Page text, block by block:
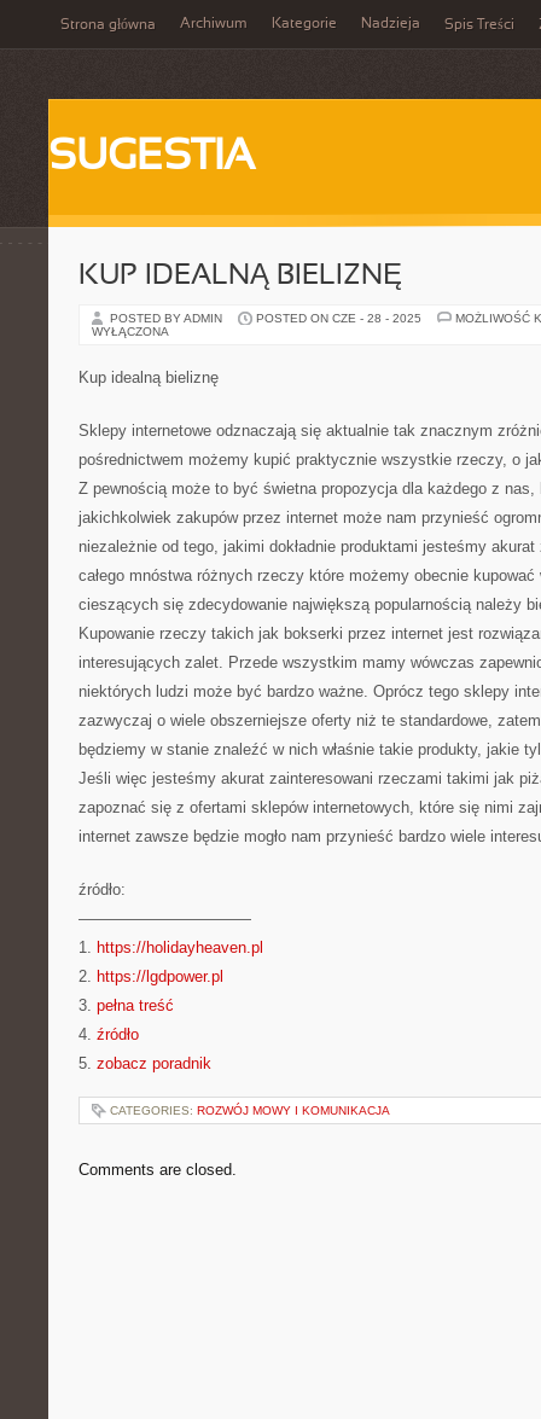
Strona główna Archiwum Kategorie Nadzieja Spis Treści
SUGESTIA
KUP IDEALNĄ BIELIZNĘ
POSTED BY ADMIN POSTED ON CZE - 28 - 2025
MOŻLIWOŚĆ
WYŁĄCZONA
Kup idealną bieliznę
Sklepy internetowe odznaczają się aktualnie tak znacznym
pośrednictwem możemy kupić praktycznie wszystkie rzeczy, o
Z pewnością może to być świetna propozycja dla każdego z nas,
jakichkolwiek zakupów przez internet może nam przynieść
niezależnie od tego, jakimi dokładnie produktami jesteśmy
całego mnóstwa różnych rzeczy które możemy obecnie
cieszących się zdecydowanie największą popularnością należy
Kupowanie rzeczy takich jak bokserki przez internet jest
interesujących zalet. Przede wszystkim mamy wówczas
niektórych ludzi może być bardzo ważne. Oprócz tego sklepy
zazwyczaj o wiele obszerniejsze oferty niż te standardowe,
będziemy w stanie znaleźć w nich właśnie takie produkty, jakie
Jeśli więc jesteśmy akurat zainteresowani rzeczami takimi jak
zapoznać się z ofertami sklepów internetowych, które się nimi
internet zawsze będzie mogło nam przynieść bardzo wiele
źródło:
———————————
1. https://holidayheaven.pl
2. https://lgdpower.pl
3. pełna treść
4. źródło
5. zobacz poradnik
CATEGORIES: ROZWÓJ MOWY I KOMUNIKACJA
Comments are closed.